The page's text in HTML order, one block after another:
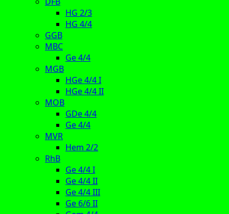
HG 2/3
HG 4/4
GGB
MBC
Ge 4/4
MGB
HGe 4/4 I
HGe 4/4 II
MOB
GDe 4/4
Ge 4/4
MVR
Hem 2/2
RhB
Ge 4/4 I
Ge 4/4 II
Ge 4/4 III
Ge 6/6 II